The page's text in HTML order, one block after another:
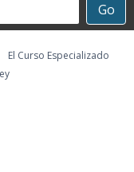
Go
El Curso Especializado